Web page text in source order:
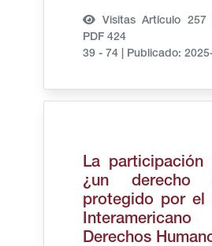
Visitas Artículo
PDF 424
39 - 74
Publicado:
La participación
¿un derecho
protegido por el
Derechos